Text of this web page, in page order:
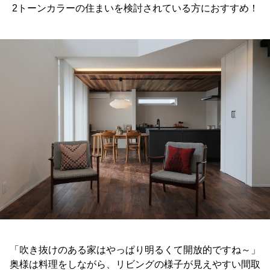
2トーンカラーの住まいを検討されている方におすすめ！
「吹き抜けのある家はやっぱり明るくて開放的ですね～」
奥様は料理をしながら、リビングの様子が見えやすい間取